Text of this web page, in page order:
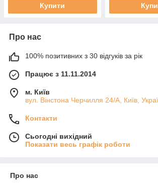
Купити
Про нас
100% позитивних з 30 відгуків за рік
Працює з 11.11.2014
м. Київ
вул. Вінстона Черчилля 24/А, Київ,
Контакти
Сьогодні вихідний
Показати весь графік роботи
Про нас